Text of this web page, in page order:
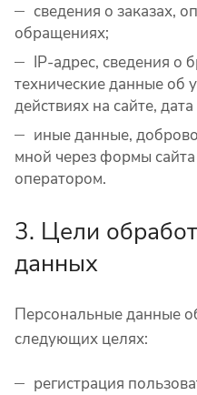
сведения о заказах,
обращениях;
IP-адрес, сведения о
технические данные об
действиях на сайте,
иные данные,
мной через формы
оператором.
3. Цели
данных
Персональные данные
следующих целях:
регистрация